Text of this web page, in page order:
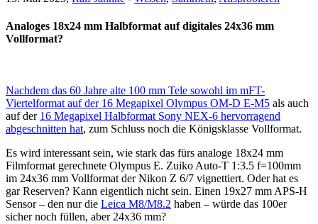
Analoges 18x24 mm Halbformat auf digitales 24x36 mm
Vollformat?
Nachdem das 60 Jahre alte 100 mm Tele sowohl im mFT-
Viertelformat auf der 16 Megapixel Olympus OM-D E-M5 als auch
auf der 16 Megapixel Halbformat Sony NEX-6 hervorragend
abgeschnitten hat, zum Schluss noch die Königsklasse Vollformat.
Es wird interessant sein, wie stark das fürs analoge 18x24 mm
Filmformat gerechnete Olympus E. Zuiko Auto-T 1:3.5 f=100mm
im 24x36 mm Vollformat der Nikon Z 6/7 vignettiert. Oder hat es
gar Reserven? Kann eigentlich nicht sein. Einen 19x27 mm APS-H
Sensor – den nur die Leica M8/M8.2 haben – würde das 100er
sicher noch füllen, aber 24x36 mm?